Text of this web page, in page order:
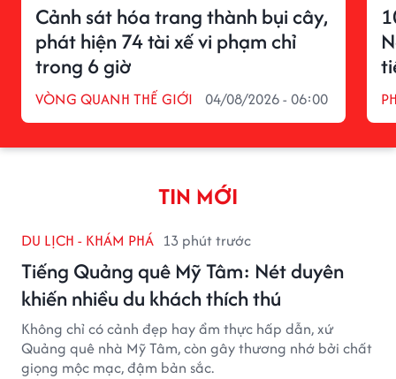
Cảnh sát hóa trang thành bụi cây,
phát hiện 74 tài xế vi phạm chỉ
trong 6 giờ
VÒNG QUANH THẾ GIỚI 04/08/2026 - 06:00
TIN MỚI
DU LỊCH - KHÁM PHÁ 13 phút trước
Tiếng Quảng quê Mỹ Tâm: Nét duyên
khiến nhiều du khách thích thú
Không chỉ có cảnh đẹp hay ẩm thực hấp dẫn, xứ
Quảng quê nhà Mỹ Tâm, còn gây thương nhớ bởi chất
giọng mộc mạc, đậm bản sắc.